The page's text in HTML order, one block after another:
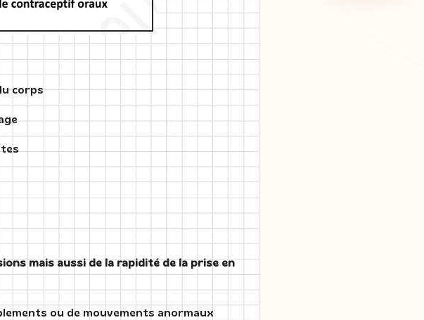
corps
mais aussi de la rapidité de la prise en
ou de mouvements anormaux